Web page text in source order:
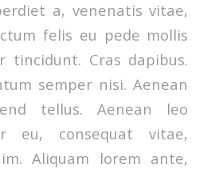
a, venenatis vitae,
felis eu pede mollis
tincidunt. Cras dapibus.
semper nisi. Aenean
tellus. Aenean leo
eu, consequat vitae,
Aliquam lorem ante,